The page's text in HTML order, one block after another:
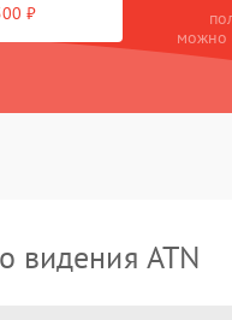
₽
можно
видения ATN